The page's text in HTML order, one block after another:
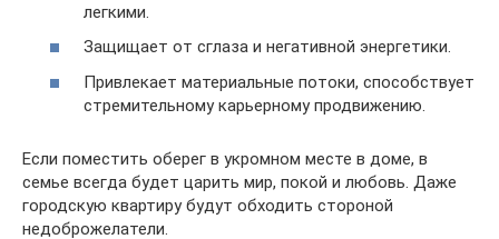
легкими.
Защищает от сглаза и негативной энергетики.
Привлекает материальные потоки, способствует
стремительному карьерному продвижению.
Если поместить оберег в укромном месте в доме, в
семье всегда будет царить мир, покой и любовь. Даже
городскую квартиру будут обходить стороной
недоброжелатели.